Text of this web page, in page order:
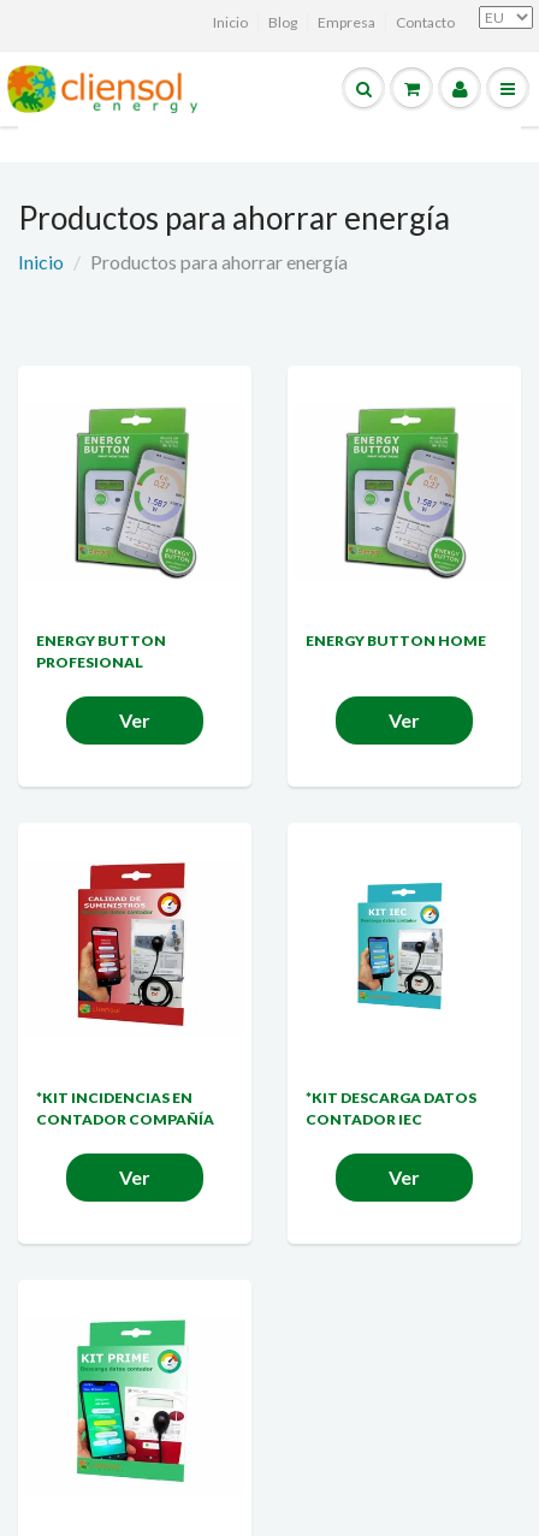
Inicio Blog Empresa Contacto
Productos para ahorrar energía
Inicio Productos para ahorrar energía
ENERGY BUTTON
PROFESIONAL
Ver
ENERGY BUTTON HOME
Ver
*KIT INCIDENCIAS EN
CONTADOR COMPAÑÍA
Ver
*KIT DESCARGA DATOS
CONTADOR IEC
Ver